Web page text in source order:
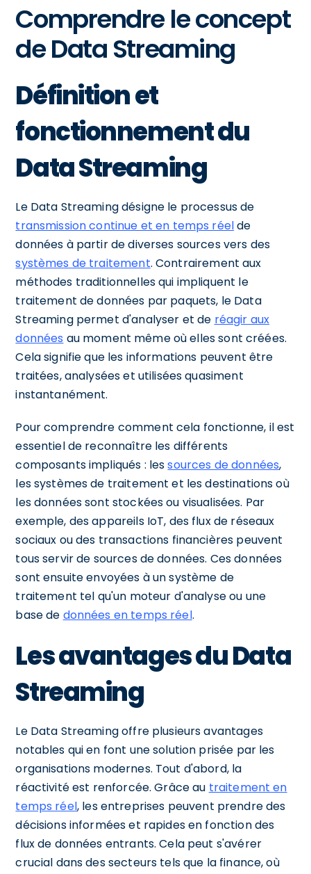
Comprendre le concept
de Data Streaming
Définition et
fonctionnement du
Data Streaming
Le Data Streaming désigne le processus de
transmission continue et en temps réelde
données à partir de diverses sources vers des
systèmes de traitement. Contrairement aux
méthodes traditionnelles qui impliquent le
traitement de données par paquets, le Data
Streaming permet d'analyser et de réagir aux
données au moment même où elles sont créées.
Cela signifie que les informations peuvent être
traitées, analysées et utilisées quasiment
instantanément.
Pour comprendre comment cela fonctionne, il est
essentiel de reconnaître les différents
composants impliqués : lessources de données,
les systèmes de traitement et les destinations où
les données sont stockées ou visualisées. Par
exemple, des appareils IoT, des flux de réseaux
sociaux ou des transactions financières peuvent
tous servir de sources de données. Ces données
sont ensuite envoyées à un système de
traitement tel qu'un moteur d'analyse ou une
base de données en temps réel.
Les avantages du Data
Streaming
Le Data Streaming offre plusieurs avantages
notables qui en font une solution prisée par les
organisations modernes. Tout d'abord, la
réactivité est renforcée. Grâce au traitement en
temps réel, les entreprises peuvent prendre des
décisions informées et rapides en fonction des
flux de données entrants. Cela peut s'avérer
crucial dans des secteurs tels que la finance, où